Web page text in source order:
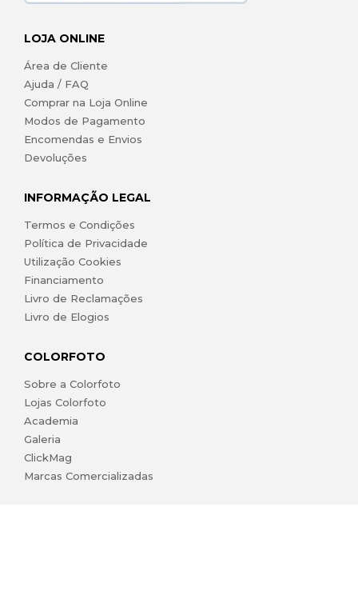
LOJA ONLINE
Área de Cliente
Ajuda / FAQ
Comprar na Loja Online
Modos de Pagamento
Encomendas e Envios
Devoluções
INFORMAÇÃO LEGAL
Termos e Condições
Política de Privacidade
Utilização Cookies
Financiamento
Livro de Reclamações
Livro de Elogios
COLORFOTO
Sobre a Colorfoto
Lojas Colorfoto
Academia
Galeria
ClickMag
Marcas Comercializadas